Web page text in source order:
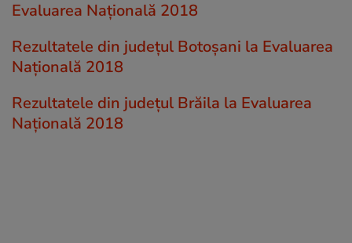
Evaluarea Națională 2018
Rezultatele din județul Botoşani la Evaluarea
Națională 2018
Rezultatele din județul Brăila la Evaluarea
Națională 2018